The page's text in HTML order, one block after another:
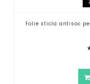
Folie sticla antisoc